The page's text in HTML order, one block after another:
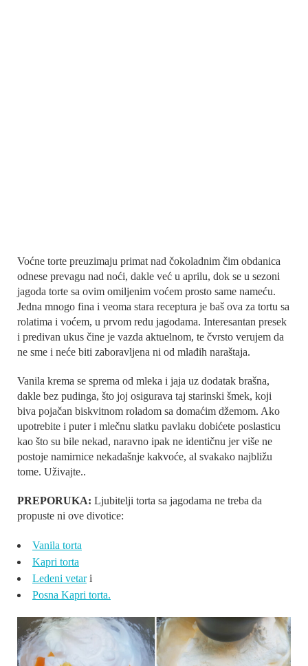
Voćne torte preuzimaju primat nad čokoladnim čim obdanica
odnese prevagu nad noći, dakle već u aprilu, dok se u sezoni
jagoda torte sa ovim omiljenim voćem prosto same nameću.
Jedna mnogo fina i veoma stara receptura je baš ova za tortu sa
rolatima i voćem, u prvom redu jagodama. Interesantan presek
i predivan ukus čine je vazda aktuelnom, te čvrsto verujem da
ne sme i neće biti zaboravljena ni od mlađih naraštaja.
Vanila krema se sprema od mleka i jaja uz dodatak brašna,
dakle bez pudinga, što joj osigurava taj starinski šmek, koji
biva pojačan biskvitnom roladom sa domaćim džemom. Ako
upotrebite i puter i mlečnu slatku pavlaku dobićete poslasticu
kao što su bile nekad, naravno ipak ne identičnu jer više ne
postoje namirnice nekadašnje kakvoće, al svakako najbližu
tome. Uživajte..
PREPORUKA: Ljubitelji torta sa jagodama ne treba da
propuste ni ove divotice:
Vanila torta
Kapri torta
Ledeni vetari
Posna Kapri torta.